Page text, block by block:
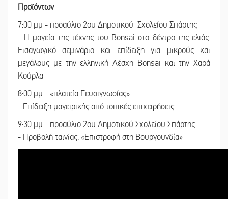
Προϊόντων
7:00 μμ - προαύλιο 2ου Δημοτικού Σχολείου Σπάρτης
- Η μαγεία της τέχνης του Bonsai στο δέντρο της ελιάς.
Εισαγωγικό σεμινάριο και επίδειξη για μικρούς και
μεγάλους με την ελληνική Λέσχη Bonsai και την Χαρά
Κούρλα
8:00 μμ - «πλατεία Γευσιγνωσίας»
- Επίδειξη μαγειρικής από τοπικές επιχειρήσεις
9:30 μμ - προαύλιο 2ου Δημοτικού Σχολείου Σπάρτης
- Προβολή ταινίας: «Επιστροφή στη Βουργουνδία»